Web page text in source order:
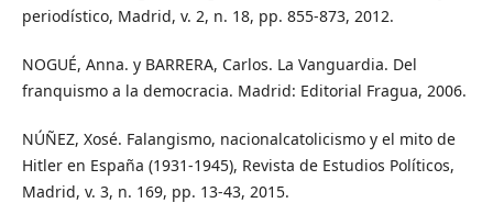
periodístico, Madrid, v. 2, n. 18, pp. 855-873, 2012.
NOGUÉ, Anna. y BARRERA, Carlos. La Vanguardia. Del
franquismo a la democracia. Madrid: Editorial Fragua, 2006.
NÚÑEZ, Xosé. Falangismo, nacionalcatolicismo y el mito de
Hitler en España (1931-1945), Revista de Estudios Políticos,
Madrid, v. 3, n. 169, pp. 13-43, 2015.